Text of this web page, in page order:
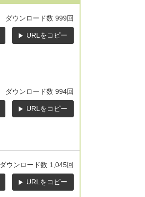
ダウンロード数 999回
URLをコピー
ダウンロード数 994回
URLをコピー
ダウンロード数 1,045回
URLをコピー